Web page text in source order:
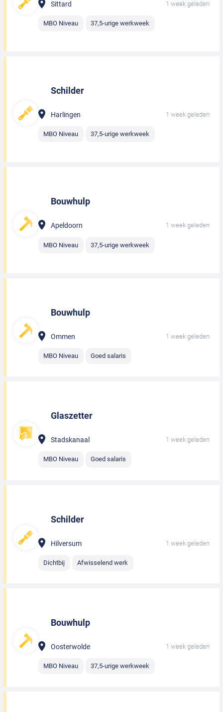
Sittard 1 week geleden
MBO Niveau 37,5-urige werkweek
Schilder
Harlingen 1 week geleden
MBO Niveau 37,5-urige werkweek
Bouwhulp
Apeldoorn 1 week geleden
MBO Niveau 37,5-urige werkweek
Bouwhulp
Ommen 1 week geleden
MBO Niveau Goed salaris
Glaszetter
Stadskanaal 1 week geleden
MBO Niveau Goed salaris
Schilder
Hilversum 1 week geleden
Dichtbij Afwisselend werk
Bouwhulp
Oosterwolde 1 week geleden
MBO Niveau 37,5-urige werkweek